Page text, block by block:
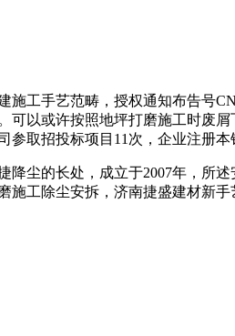
手艺范畴，授权通知布告号
以或许按照地坪打磨施工时废
取招投标项目11次，企业注册
的长处，成立于2007年，所
工除尘安拆，济南捷盛建材新